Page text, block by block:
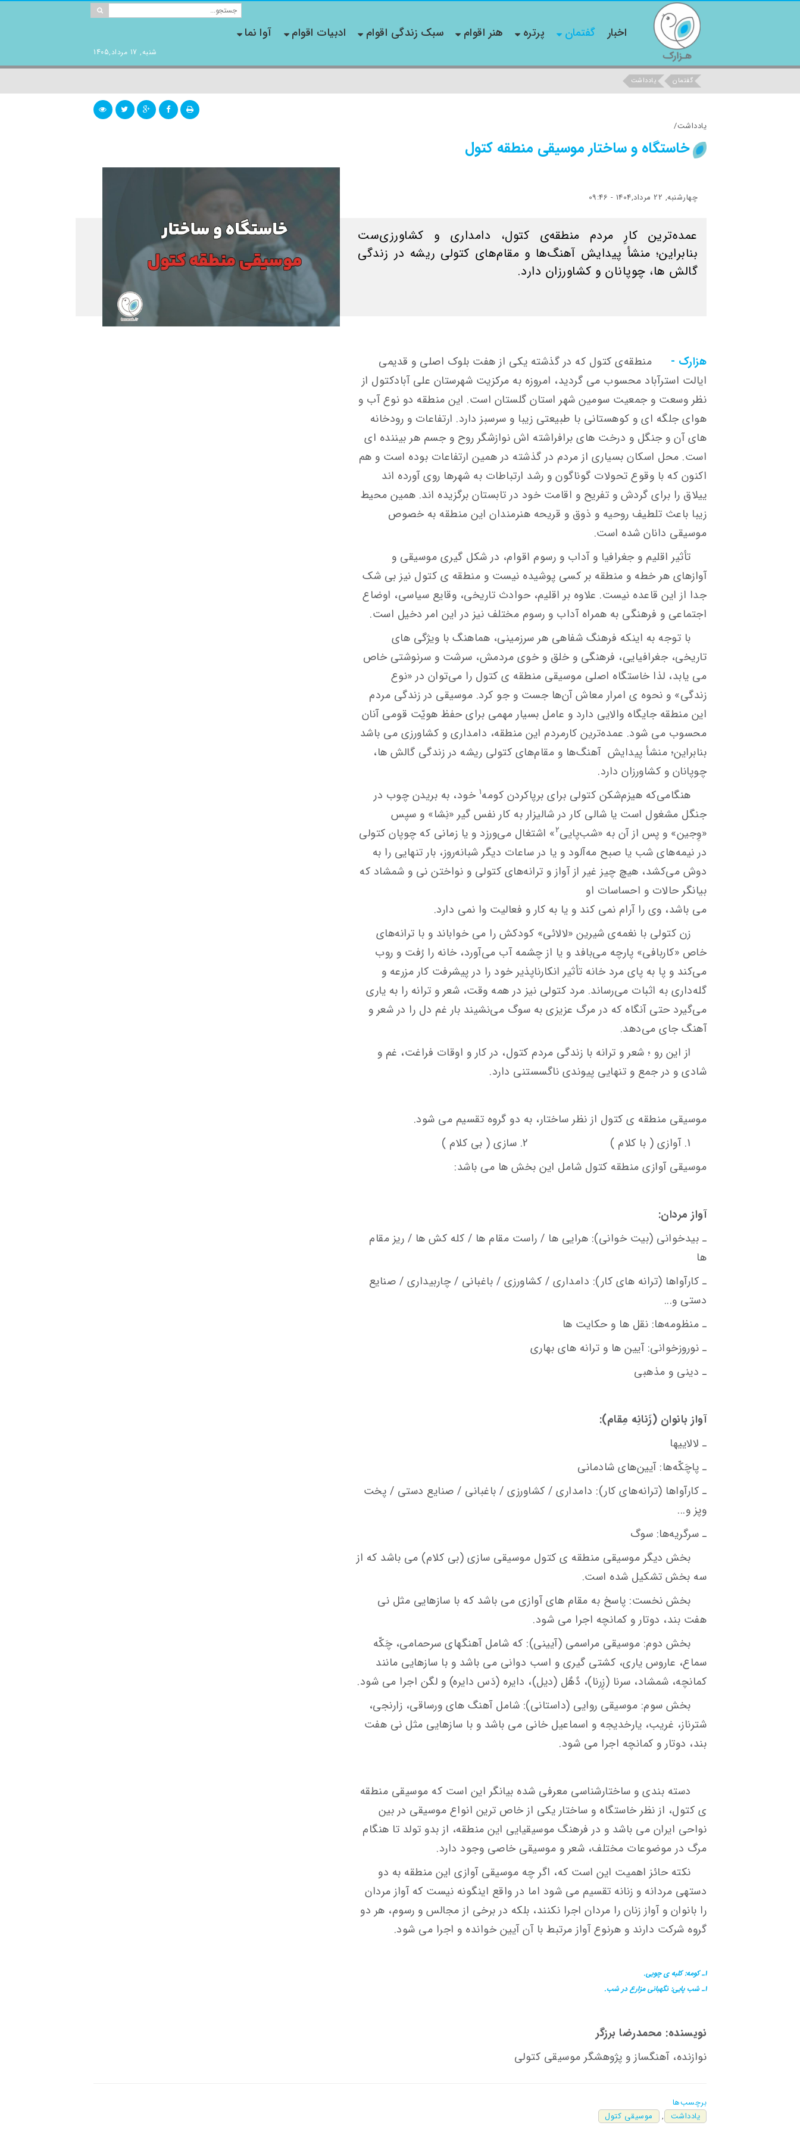
شنبه, 17 مرداد,1405
اخبار گفتمان پرتره هنر اقوام سبک زندگی اقوام ادبیات اقوام آوا نما
گفتمان یادداشت
یادداشت/
خاستگاه و ساختار موسیقی منطقه کتول
چهارشنبه, 22 مرداد,1404 - 09:46
عمده‌ترين كارِ مردم منطقه‌ی کتول، دامداری و كشاورزی‌ست
بنابراين؛ منشأ پيدايش آهنگ‌ها و مقام‌های كتولی ريشه در زندگی
گالش ها، چوپانان و كشاورزان دارد.
هزارک -
منطقه‌ی کتول که در گذشته یکی از هفت بلوک اصلی و قدیمی
ایالت استرآباد محسوب می گردید، امروزه به مرکزیت شهرستان علی آبادکتول از
نظر وسعت و جمعیت سومین شهر استان گلستان است. این منطقه دو نوع آب و
هوای جلگه ای و کوهستانی با طبیعتی زیبا و سرسبز دارد. ارتفاعات و رودخانه
های آن و جنگل و درخت های برافراشته اش نوازشگر روح و جسم هر بیننده ای
است. محل اسکان بسیاری از مردم در گذشته در همین ارتفاعات بوده است و هم
اکنون که با وقوع تحولات گوناگون و رشد ارتباطات به شهرها روی آورده اند
ییلاق را برای گردش و تفریح و اقامت خود در تابستان برگزیده اند. همین محیط
زیبا باعث تلطیف روحیه و ذوق و قریحه هنرمندان این منطقه به خصوص
موسیقی دانان شده است.
تأثیر اقلیم و جغرافیا و آداب و رسوم اقوام، در شکل گیری موسیقی و
آوازهای هر خطه و منطقه بر کسی پوشیده نیست و منطقه ی کتول نیز بی شک
جدا از این قاعده نیست. علاوه بر اقلیم، حوادث تاریخی، وقایع سیاسی، اوضاع
اجتماعی و فرهنگی به همراه آداب و رسوم مختلف نیز در این امر دخیل است.
با توجه به اینکه فرهنگ شفاهی هر سرزمینی، هماهنگ با ویژگی های
تاریخی، جغرافیایی، فرهنگی و خلق و خوی مردمش، سرشت و سرنوشتی خاص
می یابد، لذا خاستگاه اصلی موسیقی منطقه ی كتول را می‌توان در «نوع
زندگی» و نحوه ی امرار معاش آن‌ها جست و جو كرد. موسیقی در زندگی مردم
این منطقه جایگاه والایی دارد و عامل بسیار مهمی برای حفظ هویّت قومی آنان
محسوب می شود. عمده‌ترین كارمردم این منطقه، دامداری و كشاورزی می باشد
بنابراین؛ منشأ پیدایش آهنگ‌ها و مقام‌های كتولی ریشه در زندگی گالش ها،
چوپانان و كشاورزان دارد.
هنگامی‌كه هیزم‌شكن‌ كتولی برای برپاکردن كومه۱ خود، به بریدن چوب در
جنگل مشغول است یا شالی كار در شالیزار به كار نفس گیر «نِشا» و سپس
«وِجین» و پس از آن به «شب‌پایی۲» اشتغال می‌ورزد و یا زمانی كه چوپان كتولی
در نیمه‌های شب یا صبح مه‌آلود و یا در ساعات دیگر شبانه‌روز، بار تنهایی را به
دوش می‌كشد، هیچ چیز غیر از آواز و ترانه‌های كتولی و نواختن نی و شمشاد كه
بیانگر حالات و احساسات او
می باشد، وی را آرام نمی کند و یا به كار و فعالیت وا نمی دارد.
زن كتولی با نغمه‌ی شیرین «لالائی» کودکش را می خواباند و با ترانه‌های
خاص «كاربافی» پارچه می‌بافد و یا از چشمه آب می‌آورد، خانه را رُفت و روب
می‌كند و پا به پای مرد خانه تأثیر انكارناپذیر خود را در پیشرفت كار مزرعه و
گله‌داری به اثبات می‌رساند. مرد كتولی نیز در همه وقت، شعر و ترانه را به یاری
می‌گیرد حتی آنگاه كه در مرگ عزیزی به سوگ می‌نشیند بار غم دل را در شعر و
آهنگ ‌جای می‌دهد.
از این رو ؛ شعر و ترانه با زندگی مردم كتول، در كار و اوقات فراغت، غم و
شادی و در جمع و تنهایی پیوندی ناگسستنی دارد.
موسیقی منطقه ی کتول از نظر ساختار، به دو گروه تقسیم می شود.
1. آوازی ( با کلام ) 2. سازی ( بی کلام )
موسیقی آوازی منطقه کتول شامل این بخش ها می باشد:
آواز مردان:
ـ بیدخوانی (بیت خوانی): هرایی ها / راست مقام ها / کله کش ها / ریز مقام
ها
ـ کارآواها (ترانه های کار): دامداری / کشاورزی / باغبانی / چاربیداری / صنایع
دستی و...
ـ منظومه‌­ها: نقل ها و حکایت ها
ـ نوروزخوانی: آیین ها و ترانه های بهاری
ـ دینی و مذهبی
آواز بانوان (زَنانِه مِقام):
ـ لالایی­ها
ـ پاچَکّه‌­ها: آیین‌های شادمانی
ـ کارآواها (ترانه‌های کار): دامداری / کشاورزی / باغبانی / صنایع دستی / پخت
وپز و...
ـ سرگریه‌­ها: سوگ
بخش دیگر موسیقی منطقه ی کتول موسیقی سازی (بی کلام) می باشد که از
سه بخش تشکیل شده است.
بخش نخست: پاسخ به مقام های آوازی می باشد که با سازهایی مثل نی
هفت بند، دوتار و کمانچه اجرا می شود.
بخش دوم: موسیقی مراسمی (آیینی): که شامل آهنگ­های سرحمامی، چَکّه
سماع، عاروس یاری، کشتی گیری و اسب دوانی می باشد و با سازهایی مانند
کمانچه، شمشاد، سرنا (زِرنا)، دٌهٌل (دیل)، دایره (دَس دایره) و لگن اجرا می شود.
بخش سوم: موسیقی روایی (داستانی): شامل آهنگ های ورساقی، زارنجی،
شترناز، غریب، یارخدیجه و اسماعیل خانی می باشد و با سازهایی مثل نی هفت
بند، دوتار و کمانچه اجرا می شود.
دسته بندی و ساختارشناسی معرفی شده بیانگر این است که موسیقی منطقه
ی کتول، از نظر خاستگاه و ساختار یکی از خاص ترین انواع موسیقی در بین
نواحی ایران می باشد و در فرهنگ موسیقیایی این منطقه، از بدو تولد تا هنگام
مرگ در موضوعات مختلف، شعر و موسیقی خاصی وجود دارد.
نکته حائز اهمیت این است که، اگر چه موسیقی آوازی این منطقه به دو
دسته­ی مردانه و زنانه تقسیم می شود اما در واقع اینگونه نیست که آواز مردان
را بانوان و آواز زنان را مردان اجرا نکنند، بلکه در برخی از مجالس و رسوم، هر دو
گروه شرکت دارند و هرنوع آواز مرتبط با آن آیین خوانده و اجرا می شود.
1ـ کومه: کلبه ی چوبی.
1ـ شب پایی: نگهبانی مزارع در شب.
نویسنده: محمدرضا برزگر
نوازنده، آهنگساز و پژوهشگر موسیقی کتولی
برچسب‌ها
یادداشت
, موسیقی کتول